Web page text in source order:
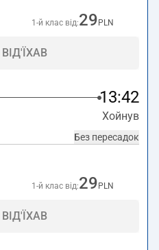
1-й клас від:29 PLN
13:42
Хойнув
Без пересадок
1-й клас від:29 PLN